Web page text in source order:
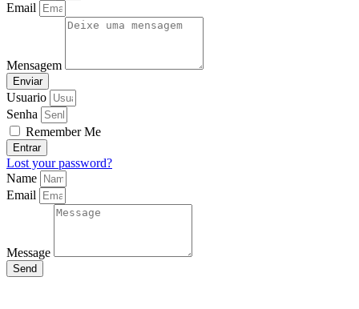
Email
Mensagem
Enviar
Usuario
Senha
Remember Me
Entrar
Lost your password?
Name
Email
Message
Send